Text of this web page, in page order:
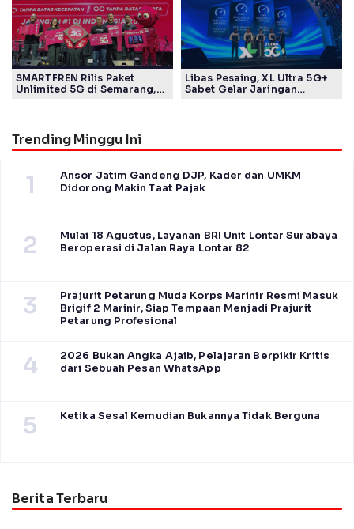
SMARTFREN Rilis Paket
Unlimited 5G di Semarang,
Libas Pesaing, XL Ultra 5G+
Sabet Gelar Jaringan
Trending Minggu Ini
1
Ansor Jatim Gandeng DJP, Kader dan UMKM
Didorong Makin Taat Pajak
2
Mulai 18 Agustus, Layanan BRI Unit Lontar Surabaya
Beroperasi di Jalan Raya Lontar 82
3
Prajurit Petarung Muda Korps Marinir Resmi Masuk
Brigif 2 Marinir, Siap Tempaan Menjadi Prajurit
Petarung Profesional
4
2026 Bukan Angka Ajaib, Pelajaran Berpikir Kritis
dari Sebuah Pesan WhatsApp
5 Ketika Sesal Kemudian Bukannya Tidak Berguna
Berita Terbaru